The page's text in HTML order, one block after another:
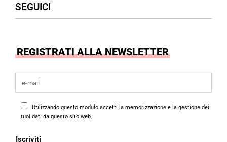
Borse
Termini & Condizioni
SEGUICI
Instagram
REGISTRATI ALLA NEWSLETTER
Utilizzando questo modulo accetti la memorizzazione e la gestione dei
tuoi dati da questo sito web.